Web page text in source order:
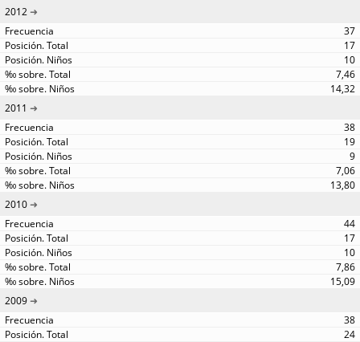
2012
37
17
10
7,46
14,32
2011
38
19
9
7,06
13,80
2010
44
17
10
7,86
15,09
2009
38
24